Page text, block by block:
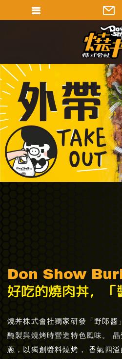
Don Show
好吃的燒肉丼，「
燒丼株式會社獨家研發「野郎醬
醃製與燒烤時營造特色風味。
蔥，以獨創醬料燒烤， 香氣四溢